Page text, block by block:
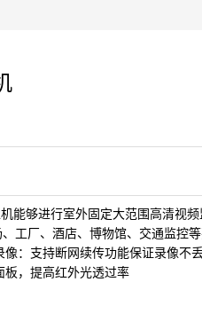
能够进行室外固定大范围高清视
工厂、 酒店、博物馆、交通监控
像：支持断网续传功能保证录像不丢
板，提高红外光透过率